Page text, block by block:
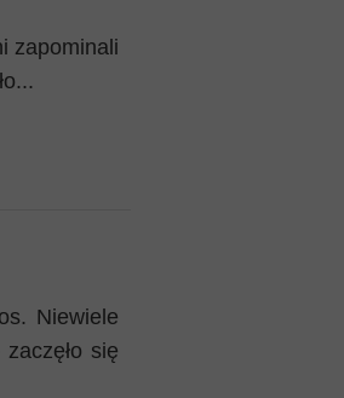
zapominali
Niewiele
się